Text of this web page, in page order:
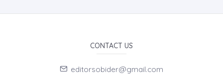
CONTACT US
editorsobider@gmail.com